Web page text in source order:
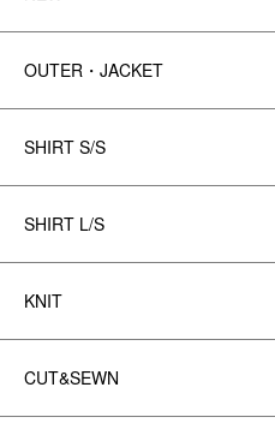
OUTER・JACKET
SHIRT S/S
SHIRT L/S
KNIT
CUT&SEWN